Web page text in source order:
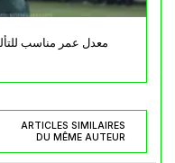
معدل عمر مناسب
ARTICLES SIMILAIRES
DU MÊME AUTEUR